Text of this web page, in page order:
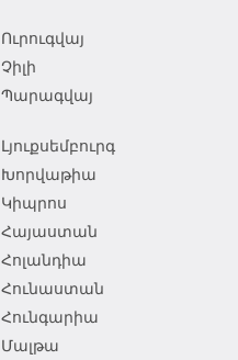
Ուրուգվայ
Չիլի
Պարագվայ
Լյուքսեմբուրգ
Խորվաթիա
Կիպրոս
Հայաստան
Հոլանդիա
Հունաստան
Հունգարիա
Մալթա